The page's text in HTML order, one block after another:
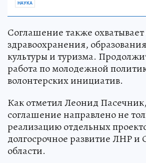
НАУКА
Соглашение также
здравоохранения,
культуры и туризма.
работа по молодежной
волонтерских инициатив.
Как отметил Леонид
соглашение направлено не
реализацию отдельных
долгосрочное развитие ЛНР и
области.